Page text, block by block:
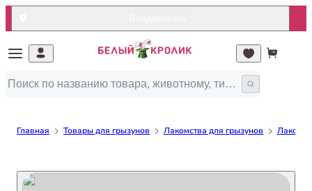
Главная Товары для грызунов Лакомства для грызунов